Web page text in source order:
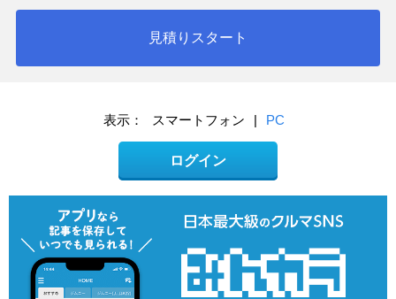
見積りスタート
表示： スマートフォン | PC
ログイン